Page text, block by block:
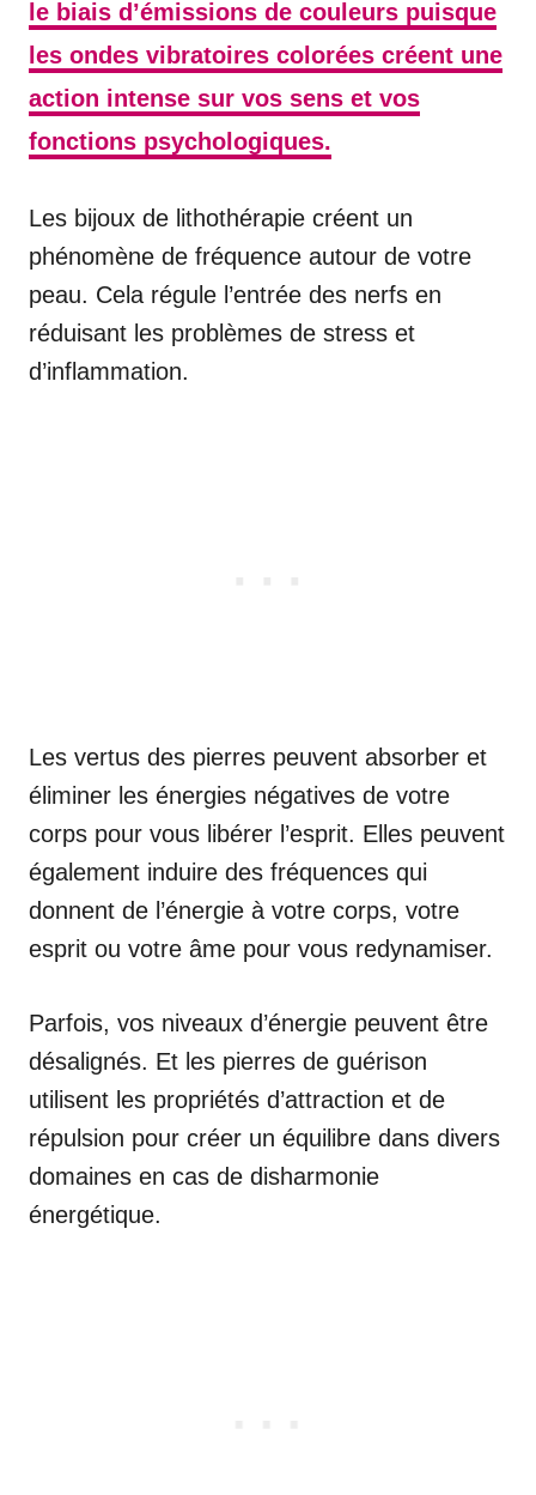
le biais d’émissions de couleurs puisque
les ondes vibratoires colorées créent une
action intense sur vos sens et vos
fonctions psychologiques.
Les bijoux de lithothérapie créent un
phénomène de fréquence autour de votre
peau. Cela régule l’entrée des nerfs en
réduisant les problèmes de stress et
d’inflammation.
Les vertus des pierres peuvent absorber et
éliminer les énergies négatives de votre
corps pour vous libérer l’esprit. Elles peuvent
également induire des fréquences qui
donnent de l’énergie à votre corps, votre
esprit ou votre âme pour vous redynamiser.
Parfois, vos niveaux d’énergie peuvent être
désalignés. Et les pierres de guérison
utilisent les propriétés d’attraction et de
répulsion pour créer un équilibre dans divers
domaines en cas de disharmonie
énergétique.